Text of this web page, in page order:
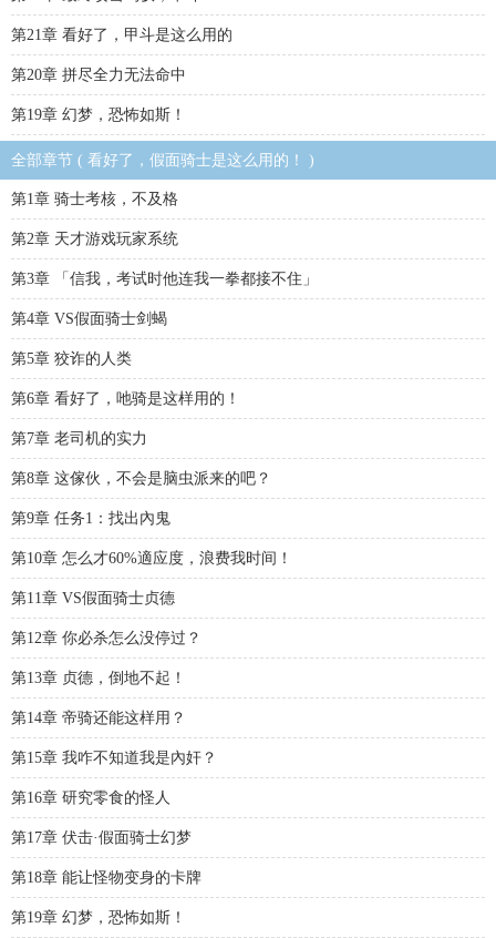
第21章 看好了，甲斗是这么用的
第20章 拼尽全力无法命中
第19章 幻梦，恐怖如斯！
全部章节 ( 看好了，假面骑士是这么用的！ )
第1章 骑士考核，不及格
第2章 天才游戏玩家系统
第3章 「信我，考试时他连我一拳都接不住」
第4章 VS假面骑士剑蝎
第5章 狡诈的人类
第6章 看好了，吔骑是这样用的！
第7章 老司机的实力
第8章 这傢伙，不会是脑虫派来的吧？
第9章 任务1：找出內鬼
第10章 怎么才60%適应度，浪费我时间！
第11章 VS假面骑士贞德
第12章 你必杀怎么没停过？
第13章 贞德，倒地不起！
第14章 帝骑还能这样用？
第15章 我咋不知道我是內奸？
第16章 研究零食的怪人
第17章 伏击·假面骑士幻梦
第18章 能让怪物变身的卡牌
第19章 幻梦，恐怖如斯！